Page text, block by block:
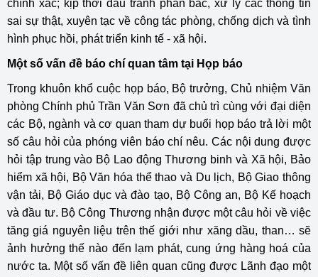
chính xác; kịp thời đấu tranh phản bác, xử lý các thông tin
sai sự thật, xuyên tạc về công tác phòng, chống dịch và tình
hình phục hồi, phát triển kinh tế - xã hội.
Một số vấn đề báo chí quan tâm tại Họp báo
Trong khuôn khổ cuộc họp báo, Bộ trưởng, Chủ nhiệm Văn
phòng Chính phủ Trần Văn Sơn đã chủ trì cùng với đại diện
các Bộ, ngành và cơ quan tham dự buổi họp báo trả lời một
số câu hỏi của phóng viên báo chí nêu. Các nội dung được
hỏi tập trung vào Bộ Lao động Thương binh và Xã hội, Bảo
hiểm xã hội, Bộ Văn hóa thể thao và Du lịch, Bộ Giao thông
vận tải, Bộ Giáo dục và đào tạo, Bộ Công an, Bộ Kế hoạch
và đầu tư. Bộ Công Thương nhận được một câu hỏi về việc
tăng giá nguyên liệu trên thế giới như xăng dầu, than… sẽ
ảnh hưởng thế nào đến lạm phát, cung ứng hàng hoá của
nước ta. Một số vấn đề liên quan cũng được Lãnh đạo một